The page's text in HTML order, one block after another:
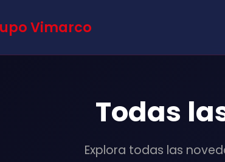
Vimarco
Todas
Explora todas las